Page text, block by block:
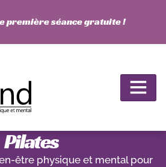
première séance gratuite !
Pilates
être physique et mental pour